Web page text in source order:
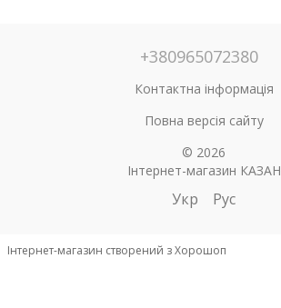
+380965072380
Контактна інформація
Повна версія сайту
© 2026
Інтернет-магазин КАЗАН
Укр Рус
Інтернет-магазин створений з Хорошоп